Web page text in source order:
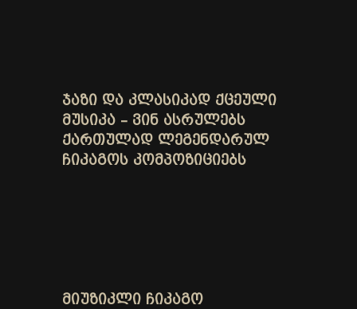
ᲯᲐᲖᲘ ᲓᲐ ᲙᲚᲐᲡᲘᲙᲐᲓ ᲥᲪᲔᲣᲚᲘ
ᲛᲣᲡᲘᲙᲐ – ᲕᲘᲜ ᲐᲡᲠᲣᲚᲔᲑᲡ
ᲥᲐᲠᲗᲣᲚᲐᲓ ᲚᲔᲒᲔᲜᲓᲐᲠᲣᲚ
ᲩᲘᲙᲐᲒᲝᲡ ᲙᲝᲛᲞᲝᲖᲘᲪᲘᲔᲑᲡ
ᲛᲘᲣᲖᲘᲙᲚᲘ ᲩᲘᲙᲐᲒᲝ